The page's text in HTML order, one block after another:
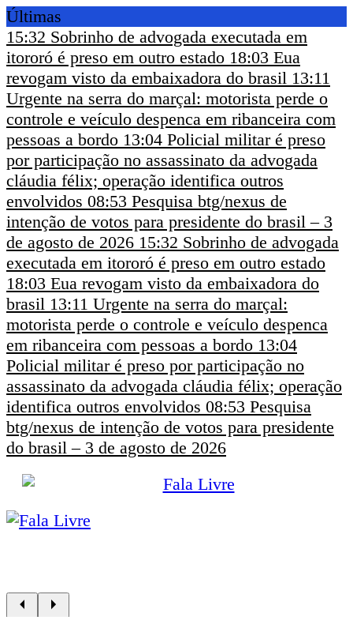
Últimas
15:32 Sobrinho de advogada executada em
itororó é preso em outro estado 18:03 Eua
revogam visto da embaixadora do brasil 13:11
Urgente na serra do marçal: motorista perde o
controle e veículo despenca em ribanceira com
pessoas a bordo 13:04 Policial militar é preso
por participação no assassinato da advogada
cláudia félix; operação identifica outros
envolvidos 08:53 Pesquisa btg/nexus de
intenção de votos para presidente do brasil – 3
de agosto de 2026 15:32 Sobrinho de advogada
executada em itororó é preso em outro estado
18:03 Eua revogam visto da embaixadora do
brasil 13:11 Urgente na serra do marçal:
motorista perde o controle e veículo despenca
em ribanceira com pessoas a bordo 13:04
Policial militar é preso por participação no
assassinato da advogada cláudia félix; operação
identifica outros envolvidos 08:53 Pesquisa
btg/nexus de intenção de votos para presidente
do brasil – 3 de agosto de 2026